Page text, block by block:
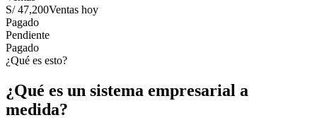
S/ 47,200Ventas hoy
Pagado
Pendiente
Pagado
¿Qué es esto?
¿Qué es un sistema empresarial a
medida?